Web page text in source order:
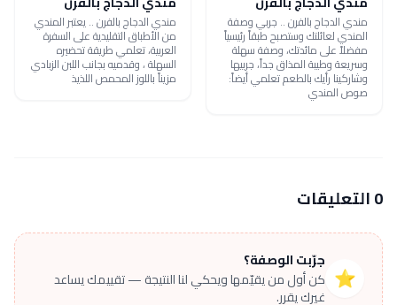
مندي الدجاج بالفرن .. جربي وصفة
المندي لعائلتك وستصبح طبقاً رئيسياً
مفضلاً على مائدتك، وصفة سهلة
وسريعة وطيبة المذاق جداً، جربيها
وشاركينا رأيك بالطعم تعلمي أيضاً:
صوص المندي
مندي الدجاج بالفرن .. يعتبر المندي
من الأطباق التقليدية على السفرة
العربية، تعلمي طريقة تحضيره
السهلة ، وقدميه بجانب اللبن الزبادي
مزيناً باللوز المحمص اللذيذ
0 التعليقات
⭐
جرّبت الوصفة؟
كن أول من يقيّمها ويحكي لنا النتيجة — تقييمك يساعد
غيرك يقرر.